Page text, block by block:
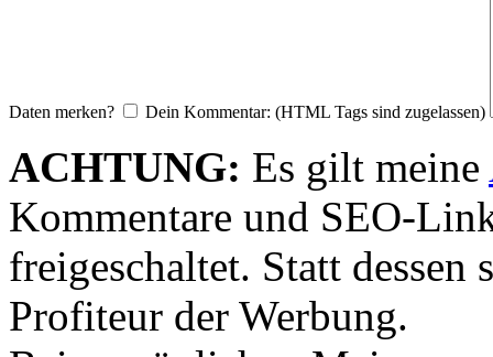
Daten merken? Dein Kommentar: (HTML Tags sind zugelassen)
ACHTUNG: Es gilt meine
Kommentare und SEO-
freigeschaltet. Statt dessen
Profiteur der Werbung.